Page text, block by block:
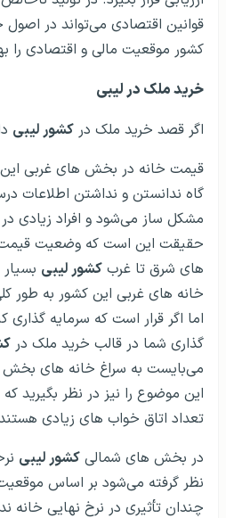
قوانین اقتصادی می‌تواند در
کشور موقعیت مالی و اقتصادی را
خرید ملک در لیبی
اگر قصد خرید ملک در کشور لیبی
قیمت خانه در بخش های غربی
گاه ندانستن و نداشتن اطلاعات
مشکل ساز می‌شود و افراد زیادی
حقیقت این است که وضعیت
های شرق تا غرب کشور لیبی
خانه های غربی این کشور به طور
اما اگر قرار است که سرمایه گذاری
گذاری شما در قالب خرید ملک در
می‌بایست به سراغ خانه های بخش
این موضوع را نیز در نظر بگیرید
تعداد اتاق خواب های زیادی
در بخش های شمالی کشور لیبی
نظر گرفته می‌شود بر اساس
چندان تأثیری در نرخ نهایی خانه